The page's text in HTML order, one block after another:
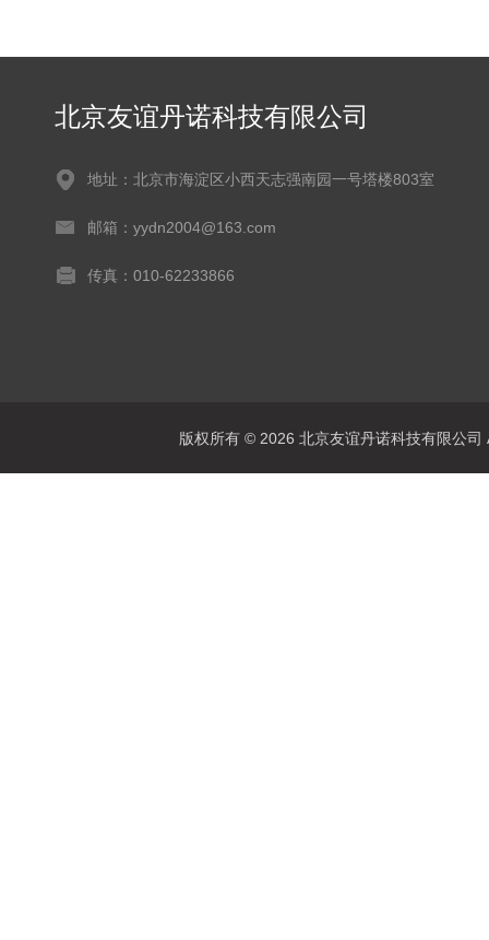
北京友谊丹诺科技有限公司
地址：北京市海淀区小西天志强南园一号塔楼803室
邮箱：yydn2004@163.com
传真：010-62233866
版权所有 © 2026 北京友谊丹诺科技有限